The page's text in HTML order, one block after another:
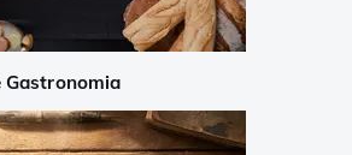
Gastronomia